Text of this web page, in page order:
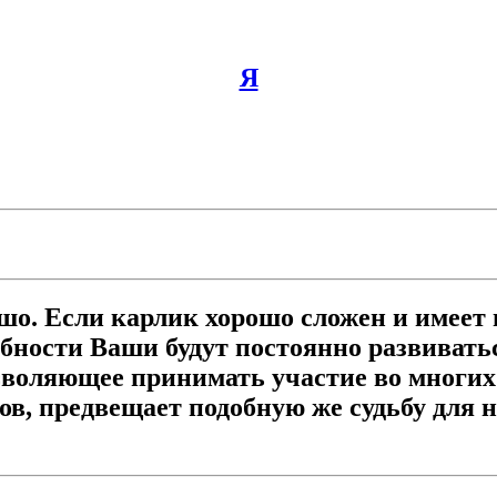
Я
Если карлик хорошо сложен и
Ваши будут постоянно
принимать участие во
предвещает подобную же судьбу для